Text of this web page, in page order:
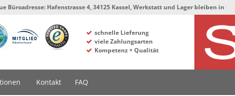
Hafenstrasse 4, 34125 Kassel, Werkstatt und Lager bleiben in der
schnelle Lieferung
viele Zahlungsarten
Kompetenz + Qualität
Kontakt FAQ